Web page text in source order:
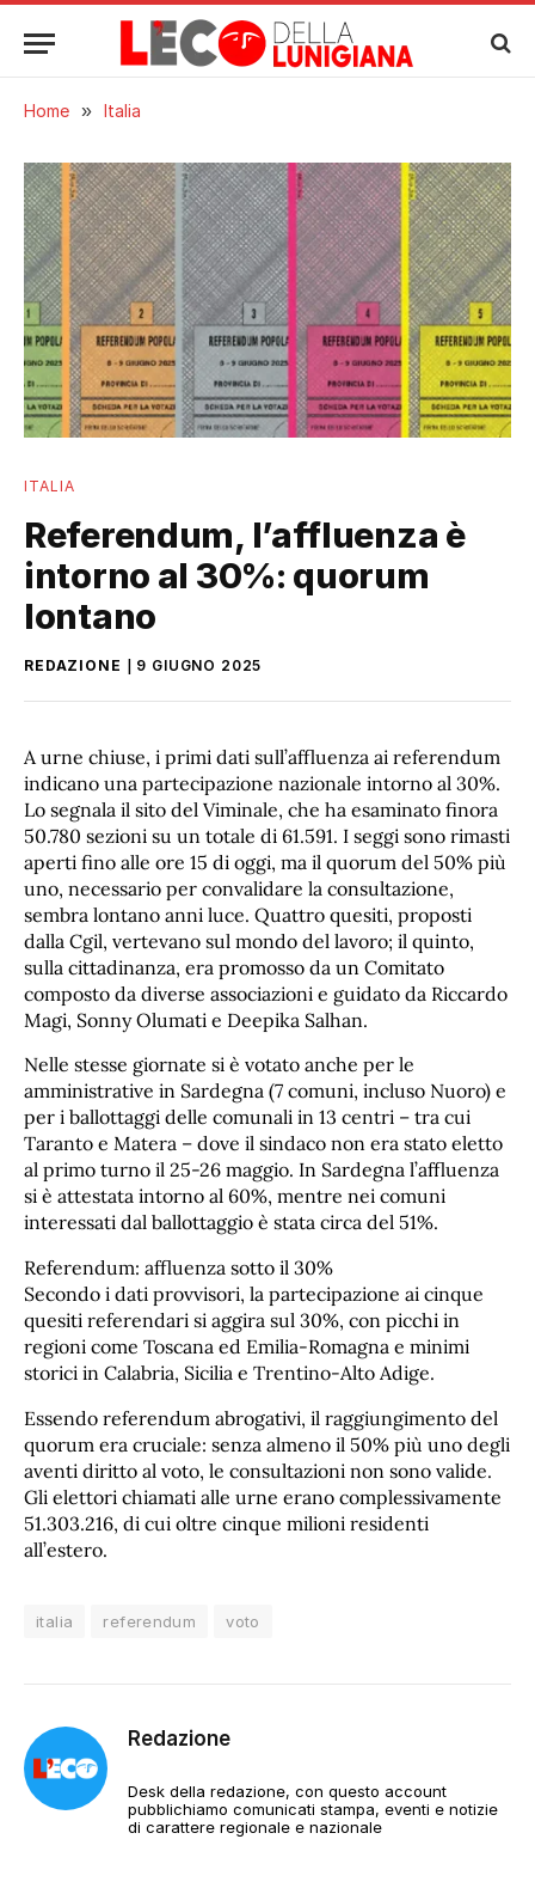
Home » Italia
ITALIA
Referendum, l’affluenza è
intorno al 30%: quorum
lontano
REDAZIONE 9 GIUGNO 2025
A urne chiuse, i primi dati sull’affluenza ai referendum
indicano una partecipazione nazionale intorno al 30%.
Lo segnala il sito del Viminale, che ha esaminato finora
50.780 sezioni su un totale di 61.591. I seggi sono rimasti
aperti fino alle ore 15 di oggi, ma il quorum del 50% più
uno, necessario per convalidare la consultazione,
sembra lontano anni luce. Quattro quesiti, proposti
dalla Cgil, vertevano sul mondo del lavoro; il quinto,
sulla cittadinanza, era promosso da un Comitato
composto da diverse associazioni e guidato da Riccardo
Magi, Sonny Olumati e Deepika Salhan.
Nelle stesse giornate si è votato anche per le
amministrative in Sardegna (7 comuni, incluso Nuoro) e
per i ballottaggi delle comunali in 13 centri – tra cui
Taranto e Matera – dove il sindaco non era stato eletto
al primo turno il 25-26 maggio. In Sardegna l’affluenza
si è attestata intorno al 60%, mentre nei comuni
interessati dal ballottaggio è stata circa del 51%.
Referendum: affluenza sotto il 30%
Secondo i dati provvisori, la partecipazione ai cinque
quesiti referendari si aggira sul 30%, con picchi in
regioni come Toscana ed Emilia-Romagna e minimi
storici in Calabria, Sicilia e Trentino-Alto Adige.
Essendo referendum abrogativi, il raggiungimento del
quorum era cruciale: senza almeno il 50% più uno degli
aventi diritto al voto, le consultazioni non sono valide.
Gli elettori chiamati alle urne erano complessivamente
51.303.216, di cui oltre cinque milioni residenti
all’estero.
italia referendum voto
Redazione
Desk della redazione, con questo account
pubblichiamo comunicati stampa, eventi e notizie
di carattere regionale e nazionale